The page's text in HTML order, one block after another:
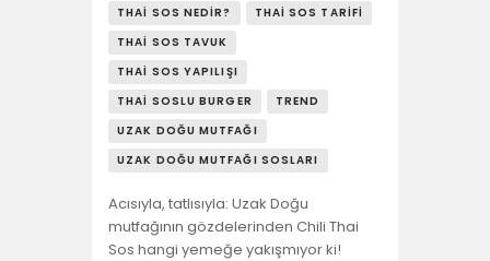
THAI SOS NEDIR?
THAI SOS TARIFI
THAI SOS TAVUK
THAI SOS YAPILIŞI
THAI SOSLU BURGER
TREND
UZAK DOĞU MUTFAĞI
UZAK DOĞU MUTFAĞI SOSLARI
​Acısıyla, tatlısıyla: Uzak Doğu
mutfağının gözdelerinden Chili Thai
Sos hangi yemeğe yakışmıyor ki!